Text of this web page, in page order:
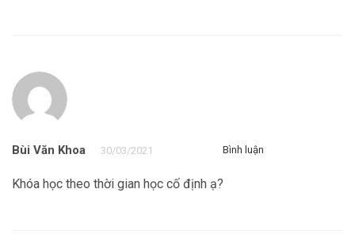
Bùi Văn Khoa 30/03/2021 Bình luận
Khóa học theo thời gian học cố định ạ?